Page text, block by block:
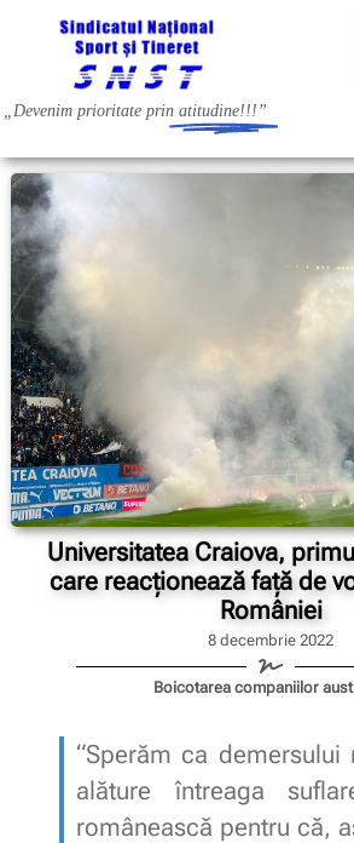
„Devenim prioritate prin atitudine!!!”
Universitatea Craiova,
care reacționează față de
României
8 decembrie 2022
Boicotarea companiilor
“Sperăm ca
alăture întreaga
românească pentru că,